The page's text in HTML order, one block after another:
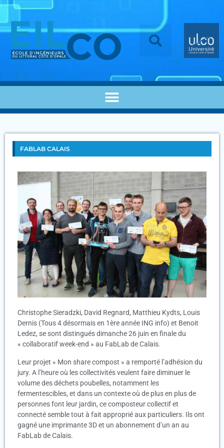
FABLAB CALAIS
Christophe Sieradzki, David Regnard, Matthieu Kydts, Louis
Dernis (Tous 4 désormais en 1ère année ING info) et Benoit
Ledez, se sont distingués dimanche 26 juin en finale du
« collaboratif week-end » au FabLab de Calais.
Leur projet « Mon share compost » a remporté l’adhésion du
jury. A l’heure où les collectivités veulent faire diminuer le
volume des déchets poubelles, notamment les
fermentescibles, et dans un contexte où de plus en plus de
personnes font leur jardin, ce composteur collectif et
connecté semble tout à fait approprié aux particuliers. Ils ont
gagné une imprimante 3D et un abonnement d’un an au
FabLab de Calais.